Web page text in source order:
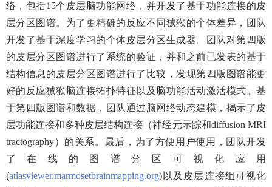
络，包括15个皮层脑功能网络，并开发了基于功能连接的皮
层分区图谱。为了更精确的反应不同狨猴的个体差异，团队
开发了基于深度学习的个体皮层分区生成器。团队对第四版
的皮层分区图谱进行了系统的验证，并和之前已发表的基于
结构信息的皮层分区图谱进行了比较，发现第四版图谱能更
好的反应狨猴脑连接拓扑特征以及脑功能活动激活模式。基
于第四版图谱和数据，团队通过脑网络动态建模，揭示了皮
层功能连接和多种皮层结构连接（神经元示踪和diffusion MRI
tractography）的关系。最后，为了方便用户使用，团队开发
了在线的图谱分区可视化应用
(atlasviewer.marmosetbrainmapping.org)以及皮层连接组可视化